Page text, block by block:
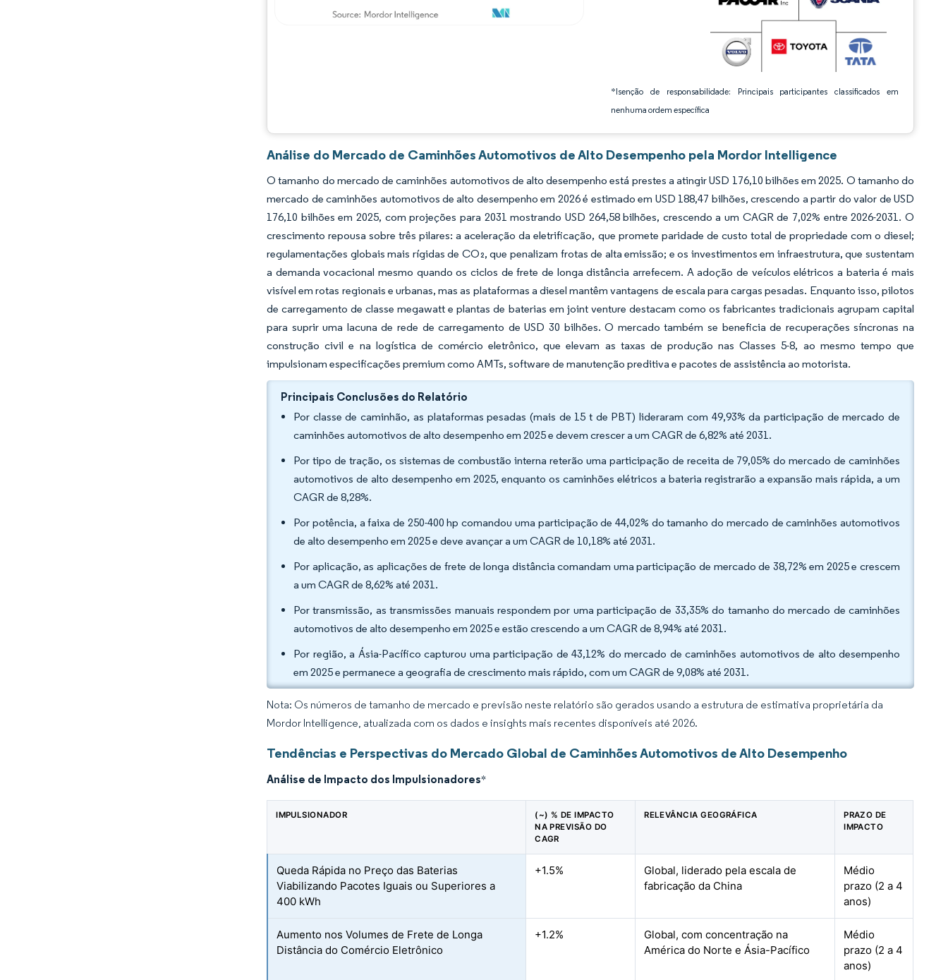
*Isenção de responsabilidade: Principais participantes classificados em
nenhuma ordem específica
Análise do Mercado de Caminhões Automotivos de Alto Desempenho pela Mordor Intelligence
O tamanho do mercado de caminhões automotivos de alto desempenho está prestes a atingir USD 176,10 bilhões em 2025. O tamanho do
mercado de caminhões automotivos de alto desempenho em 2026 é estimado em USD 188,47 bilhões, crescendo a partir do valor de USD
176,10 bilhões em 2025, com projeções para 2031 mostrando USD 264,58 bilhões, crescendo a um CAGR de 7,02% entre 2026-2031. O
crescimento repousa sobre três pilares: a aceleração da eletrificação, que promete paridade de custo total de propriedade com o diesel;
regulamentações globais mais rígidas de CO₂, que penalizam frotas de alta emissão; e os investimentos em infraestrutura, que sustentam
a demanda vocacional mesmo quando os ciclos de frete de longa distância arrefecem. A adoção de veículos elétricos a bateria é mais
visível em rotas regionais e urbanas, mas as plataformas a diesel mantêm vantagens de escala para cargas pesadas. Enquanto isso, pilotos
de carregamento de classe megawatt e plantas de baterias em joint venture destacam como os fabricantes tradicionais agrupam capital
para suprir uma lacuna de rede de carregamento de USD 30 bilhões. O mercado também se beneficia de recuperações síncronas na
construção civil e na logística de comércio eletrônico, que elevam as taxas de produção nas Classes 5-8, ao mesmo tempo que
impulsionam especificações premium como AMTs, software de manutenção preditiva e pacotes de assistência ao motorista.
Principais Conclusões do Relatório
Por classe de caminhão, as plataformas pesadas (mais de 15 t de PBT) lideraram com 49,93% da participação de mercado de
caminhões automotivos de alto desempenho em 2025 e devem crescer a um CAGR de 6,82% até 2031.
Por tipo de tração, os sistemas de combustão interna reterão uma participação de receita de 79,05% do mercado de caminhões
automotivos de alto desempenho em 2025, enquanto os caminhões elétricos a bateria registrarão a expansão mais rápida, a um
CAGR de 8,28%.
Por potência, a faixa de 250-400 hp comandou uma participação de 44,02% do tamanho do mercado de caminhões automotivos
de alto desempenho em 2025 e deve avançar a um CAGR de 10,18% até 2031.
Por aplicação, as aplicações de frete de longa distância comandam uma participação de mercado de 38,72% em 2025 e crescem
a um CAGR de 8,62% até 2031.
Por transmissão, as transmissões manuais respondem por uma participação de 33,35% do tamanho do mercado de caminhões
automotivos de alto desempenho em 2025 e estão crescendo a um CAGR de 8,94% até 2031.
Por região, a Ásia-Pacífico capturou uma participação de 43,12% do mercado de caminhões automotivos de alto desempenho
em 2025 e permanece a geografia de crescimento mais rápido, com um CAGR de 9,08% até 2031.
Nota: Os números de tamanho de mercado e previsão neste relatório são gerados usando a estrutura de estimativa proprietária da
Mordor Intelligence, atualizada com os dados e insights mais recentes disponíveis até 2026.
Tendências e Perspectivas do Mercado Global de Caminhões Automotivos de Alto Desempenho
Análise de Impacto dos Impulsionadores*
IMPULSIONADOR
(~) % DE IMPACTO
NA PREVISÃO DO
CAGR
RELEVÂNCIA GEOGRÁFICA
PRAZO DE
IMPACTO
Queda Rápida no Preço das Baterias
Viabilizando Pacotes Iguais ou Superiores a
400 kWh
+1.5%
Global, liderado pela escala de
fabricação da China
Médio
prazo (2 a 4
anos)
Aumento nos Volumes de Frete de Longa
Distância do Comércio Eletrônico
+1.2%
Global, com concentração na
América do Norte e Ásia-Pacífico
Médio
prazo (2 a 4
anos)